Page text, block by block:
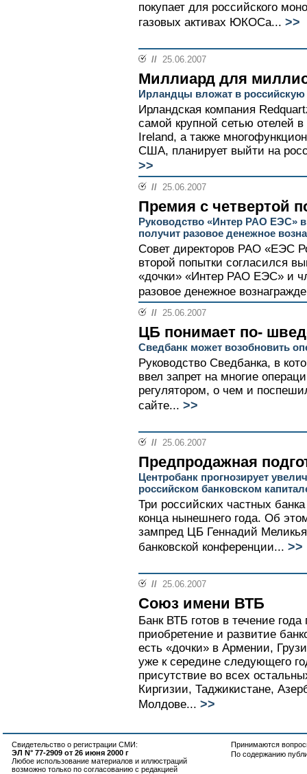
покупает для российского
газовых активах ЮКОСа... >>
// 25.06.2007
Миллиард для
Ирландцы вложат в
Ирландская компания
самой крупной сетью отелей
Ireland, а также
США, планирует выйти на
>>
// 25.06.2007
Премия с четвертой
Руководство «Интер РАО ЕЭС»
получит разовое денежное
Совет директоров РАО «ЕЭС
второй попытки согласился
«дочки» «Интер РАО ЕЭС» и
разовое денежное
// 25.06.2007
ЦБ понимает по-
Сведбанк может возобновить
Руководство Сведбанка, в
ввел запрет на многие
регулятором, о чем и
сайте... >>
// 25.06.2007
Предпродажная
Центробанк прогнозирует
российском банковском
Три российских частных
конца нынешнего года. Об
зампред ЦБ Геннадий
банковской конференции... >>
// 25.06.2007
Союз имени ВТБ
Банк ВТБ готов в течение
приобретение и развитие
есть «дочки» в Армении,
уже к середине следующего
присутствие во всех
Киргизии, Таджикистане,
Молдове... >>
Свидетельство о регистрации СМИ:
ЭЛ N° 77-2909 от 26 июня 2000 г
Любое использование материалов и иллюстраций
возможно только по согласованию с редакцией
Принимаются
По содержанию